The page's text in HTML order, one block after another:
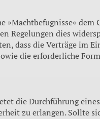
»Machtbefugnisse« dem
Re­gelungen dies
dass die Verträge im
die erforderliche
die Durchführung
zu erlangen. Sollte